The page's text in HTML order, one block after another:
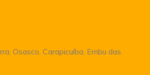
Osasco, Carapicuíba, Embu das